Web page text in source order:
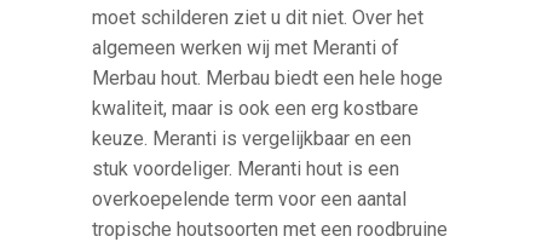
moet schilderen ziet u dit niet. Over het
algemeen werken wij met Meranti of
Merbau hout. Merbau biedt een hele hoge
kwaliteit, maar is ook een erg kostbare
keuze. Meranti is vergelijkbaar en een
stuk voordeliger. Meranti hout is een
overkoepelende term voor een aantal
tropische houtsoorten met een roodbruine